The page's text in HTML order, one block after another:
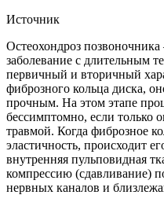
Источник
Остеохондроз
заболевание с длительным
первичный и вторичный
фиброзного кольца диска,
прочным. На этом этапе
бессимптомно, если только
травмой. Когда фиброзное
эластичность, происходит
внутренняя пульповидная
компрессию (сдавливание)
нервных каналов и